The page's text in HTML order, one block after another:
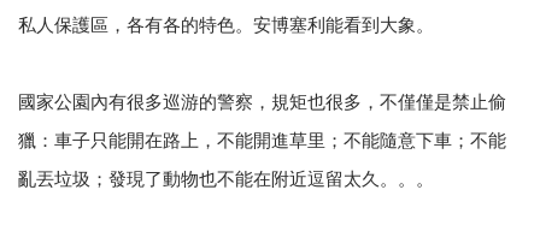
私人保護區，各有各的特色。安博塞利能看到大象。
國家公園內有很多巡游的警察，規矩也很多，不僅僅是禁止偷
獵：車子只能開在路上，不能開進草里；不能隨意下車；不能
亂丟垃圾；發現了動物也不能在附近逗留太久。。。